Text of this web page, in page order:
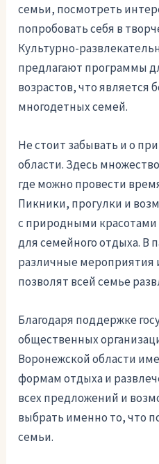
семьи, посмотреть
попробовать себя в
Культурно-
предлагают программы
возрастов, что
многодетных семей.
Не стоит забывать и о
области. Здесь
где можно провести
Пикники, прогулки и
с природными
для семейного отдыха. В
различные мероприятия
позволят всей семье
Благодаря поддержке
общественных
Воронежской области
формам отдыха и
всех предложений и
выбрать именно то, что
семьи.